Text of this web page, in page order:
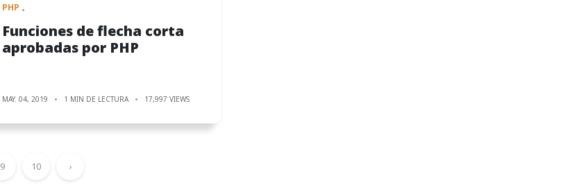
PHP
Funciones de flecha corta
aprobadas por PHP
MAY. 04, 2019 1 MIN DE LECTURA 17,997 VIEWS
9 10 ›